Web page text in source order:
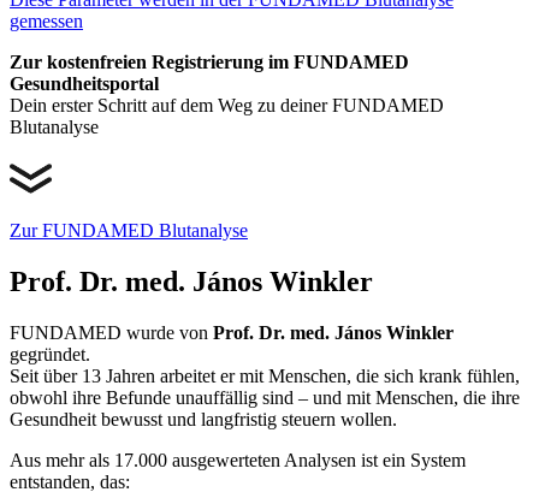
gemessen
Zur kostenfreien Registrierung im FUNDAMED
Gesundheitsportal
Dein erster Schritt auf dem Weg zu deiner FUNDAMED
Blutanalyse
Zur FUNDAMED Blutanalyse
Prof. Dr. med. János Winkler
FUNDAMED wurde von Prof. Dr. med. János Winkler
gegründet.
Seit über 13 Jahren arbeitet er mit Menschen, die sich krank fühlen,
obwohl ihre Befunde unauffällig sind – und mit Menschen, die ihre
Gesundheit bewusst und langfristig steuern wollen.
Aus mehr als 17.000 ausgewerteten Analysen ist ein System
entstanden, das: